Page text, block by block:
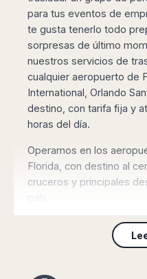
Delhi
Pune
Surat
Trivandrum
Udapuir
Vadodara
Varanasi
Perú
Lima
Cusco
para tus eventos de
te gusta tenerlo todo
sorpresas de último
nuestros servicios de
cualquier aeropuerto de
International, Orlando
destino, con tarifa fija y
horas del día.
Operamos en los
Florida, con destino al
cruceros y principales
país.
Proporcionamos
para 3 pasajeros,